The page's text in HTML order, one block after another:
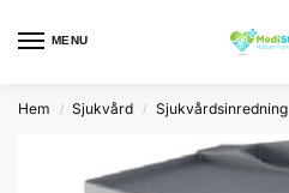
MENU
Hem / Sjukvård / Sjukvårdsinredning